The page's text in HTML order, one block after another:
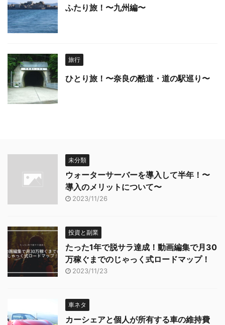
ふたり旅！〜九州編〜
旅行
ひとり旅！〜奈良の酷道・道の駅巡り〜
未分類
ウォーターサーバーを導入して半年！〜
導入のメリットについて〜
2023/11/26
投資と副業
たった1年で脱サラ達成！動画編集で月30
万稼ぐまでのじゃっく式ロードマップ！
2023/11/23
車ネタ
カーシェアと個人が所有する車の維持費